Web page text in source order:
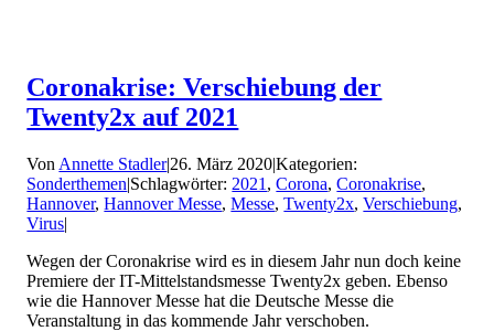
Coronakrise: Verschiebung der
Twenty2x auf 2021
Von Annette Stadler|26. März 2020|Kategorien:
Sonderthemen|Schlagwörter: 2021 ,Corona,Coronakrise,
Hannover,Hannover Messe,Messe,Twenty2x,Verschiebung,
Virus|
Wegen der Coronakrise wird es in diesem Jahr nun doch keine
Premiere der IT-Mittelstandsmesse Twenty2x geben. Ebenso
wie die Hannover Messe hat die Deutsche Messe die
Veranstaltung in das kommende Jahr verschoben.